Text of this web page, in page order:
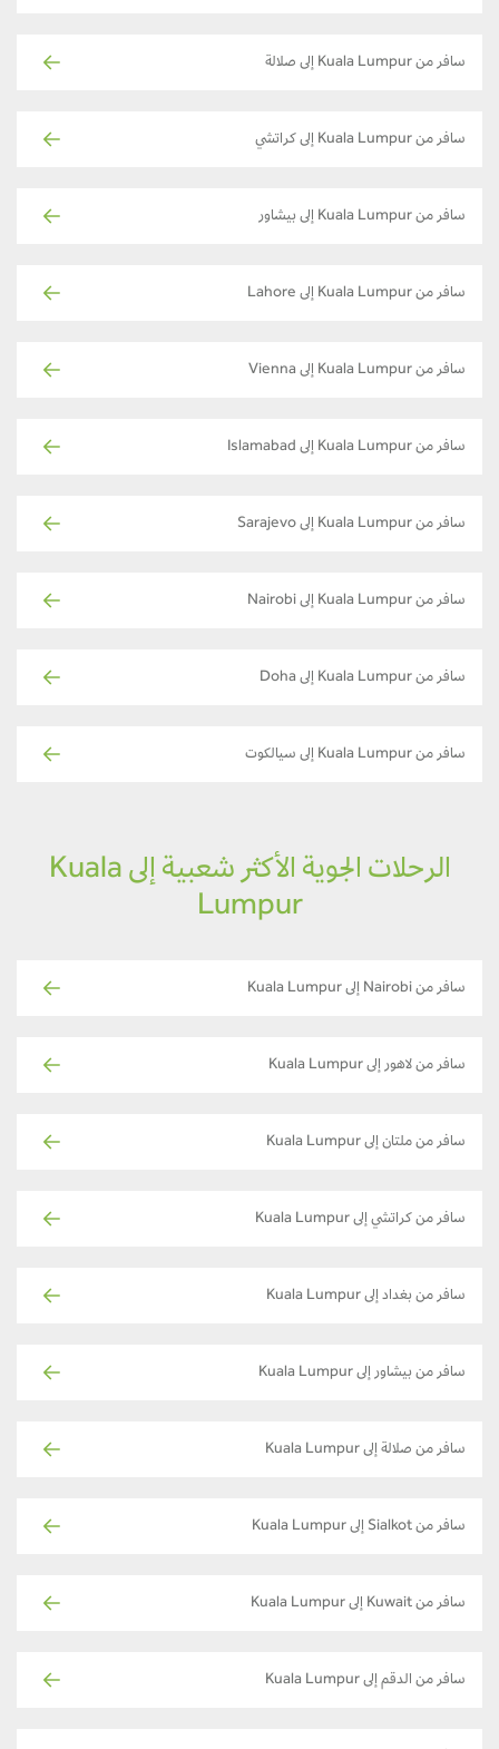
سافر من Kuala Lumpur إلى صلالة
سافر من Kuala Lumpur إلى كراتشي
سافر من Kuala Lumpur إلى بيشاور
سافر من Kuala Lumpur إلى Lahore
سافر من Kuala Lumpur إلى Vienna
سافر من Kuala Lumpur إلى Islamabad
سافر من Kuala Lumpur إلى Sarajevo
سافر من Kuala Lumpur إلى Nairobi
سافر من Kuala Lumpur إلى Doha
سافر من Kuala Lumpur إلى سيالكوت
الرحلات الجوية الأكثر شعبية إلى Kuala
Lumpur
سافر من Nairobi إلى Kuala Lumpur
سافر من لاهور إلى Kuala Lumpur
سافر من ملتان إلى Kuala Lumpur
سافر من كراتشي إلى Kuala Lumpur
سافر من بغداد إلى Kuala Lumpur
سافر من بيشاور إلى Kuala Lumpur
سافر من صلالة إلى Kuala Lumpur
سافر من Sialkot إلى Kuala Lumpur
سافر من Kuwait إلى Kuala Lumpur
سافر من الدقم إلى Kuala Lumpur